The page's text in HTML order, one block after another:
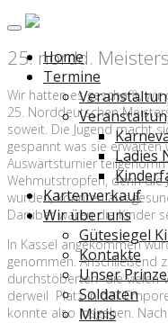
Home
Termine
Ladies
Kartenverkauf
Wir über uns
Gütesiegel
Kontakte
Unser
Soldaten
Minis
25. nordd.
Wir hatten es geschafft,
25. Norddeutschen
soweit. Die Jugend macht
gespannt was sie
Auswärtsturnier
Wehmutstropfen, denn die
wurden, konnten aus
Darüber waren die Kinder
In Kassel angekommen
genommen. Anschließend
durchstöberten die vielen
derweil Platz in der
konnte also losgehen.